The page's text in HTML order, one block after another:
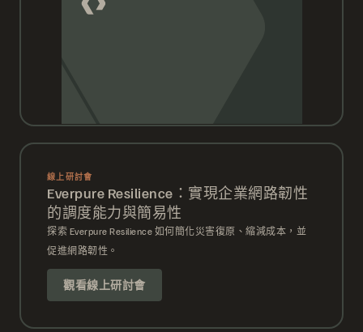
線上研討會
Everpure Resilience：實現企業網路韌性
的調度能力與簡易性
探索 Everpure Resilience 如何簡化災害復原、縮減成本，並
促進網路韌性。
觀看線上研討會